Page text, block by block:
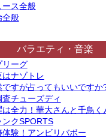
ース全般
全般
バラエティ・音楽
リーグ
はナゾトレ
ですが占ってもいいですか
査チューズディ
は全力！華大さんと千鳥く
ンクSPORTS
体験！アンビリバボー